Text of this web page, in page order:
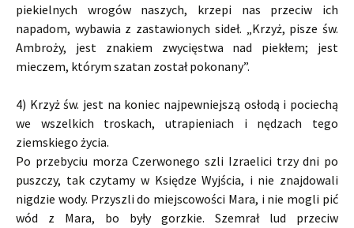
piekielnych wrogów naszych, krzepi nas przeciw ich
napadom, wybawia z zastawionych sideł. „Krzyż, pisze św.
Ambroży, jest znakiem zwycięstwa nad piekłem; jest
mieczem, którym szatan został pokonany”.
4) Krzyż św. jest na koniec najpewniejszą osłodą i pociechą
we wszelkich troskach, utrapieniach i nędzach tego
ziemskiego życia.
Po przebyciu morza Czerwonego szli Izraelici trzy dni po
puszczy, tak czytamy w Księdze Wyjścia, i nie znajdowali
nigdzie wody. Przyszli do miejscowości Mara, i nie mogli pić
wód z Mara, bo były gorzkie. Szemrał lud przeciw